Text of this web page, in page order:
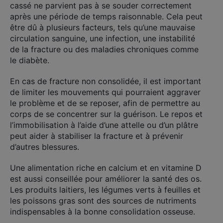
cassé ne parvient pas à se souder correctement
après une période de temps raisonnable. Cela peut
être dû à plusieurs facteurs, tels qu’une mauvaise
circulation sanguine, une infection, une instabilité
de la fracture ou des maladies chroniques comme
le diabète.
En cas de fracture non consolidée, il est important
de limiter les mouvements qui pourraient aggraver
le problème et de se reposer, afin de permettre au
corps de se concentrer sur la guérison. Le repos et
l’immobilisation à l’aide d’une attelle ou d’un plâtre
peut aider à stabiliser la fracture et à prévenir
d’autres blessures.
Une alimentation riche en calcium et en vitamine D
est aussi conseillée pour améliorer la santé des os.
Les produits laitiers, les légumes verts à feuilles et
les poissons gras sont des sources de nutriments
indispensables à la bonne consolidation osseuse.